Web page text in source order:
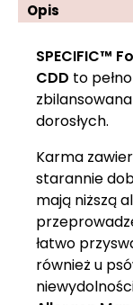
Opis
SPECIFIC™
CDD to
dorosłych.
Karma
starannie
mają niższą
łatwo
również u